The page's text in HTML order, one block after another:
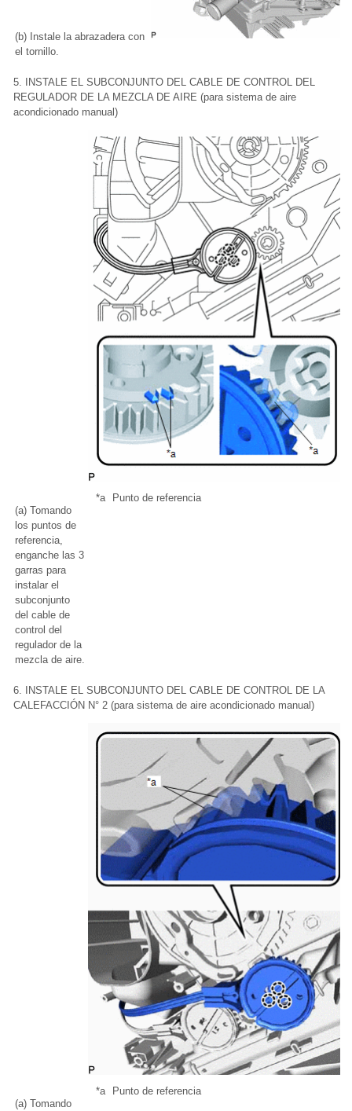
(b) Instale la abrazadera con
el tornillo.
5. INSTALE EL SUBCONJUNTO DEL CABLE DE CONTROL DEL
REGULADOR DE LA MEZCLA DE AIRE (para sistema de aire
acondicionado manual)
(a) Tomando
los puntos de
referencia,
enganche las 3
garras para
instalar el
subconjunto
del cable de
control del
regulador de la
mezcla de aire.
*a Punto de referencia
6. INSTALE EL SUBCONJUNTO DEL CABLE DE CONTROL DE LA
CALEFACCIÓN N° 2 (para sistema de aire acondicionado manual)
(a) Tomando
*a Punto de referencia